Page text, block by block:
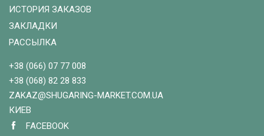
ИСТОРИЯ ЗАКАЗОВ
ЗАКЛАДКИ
РАССЫЛКА
+38 (066) 07 77 008
+38 (068) 82 28 833
ZAKAZ@SHUGARING-MARKET.COM.UA
КИЕВ
FACEBOOK